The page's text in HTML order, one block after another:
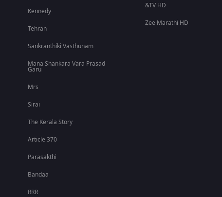
Kennedy
Tehran
Sankranthiki Vasthunam
Mana Shankara Vara Prasad
Garu
Mrs
Sirai
The Kerala Story
Article 370
Parasakthi
Bandaa
RRR
&TV HD
Zee Marathi HD